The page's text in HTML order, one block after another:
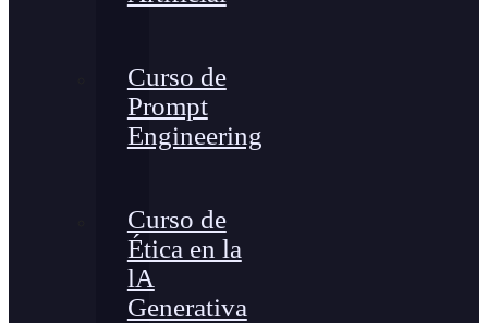
Curso de
Prompt
Engineering
Curso de
Ética en la
lA
Generativa